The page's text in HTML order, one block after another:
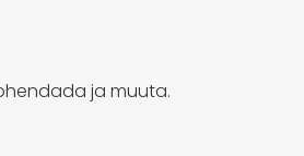
ja muuta.